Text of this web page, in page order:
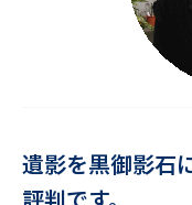
遺影を黒御影石